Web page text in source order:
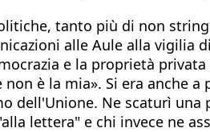
tanto più di non
alle Aule alla vigilia
e la proprietà
è la mia». Si era anche
dell'Unione. Ne scaturì una
lettera" e chi invece ne